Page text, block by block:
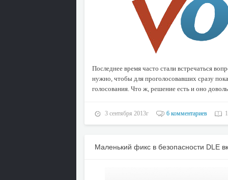
Последнее время часто стали встречаться
нужно, чтобы для проголосовавших сразу
голосования. Что ж, решение есть и оно
3 сентября 2013г 6 комментариев
Маленький фикс в безопасности DLE